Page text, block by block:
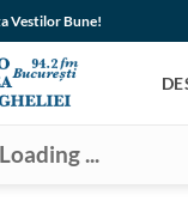
Vestilor Bune!
Loading ...